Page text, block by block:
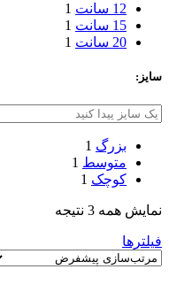
12 سانت
1
15 سانت
1
20 سانت
1
سایز:
بزرگ 1
متوسط 1
کوچک 1
نمایش همه 3 نتیجه
فیلترها